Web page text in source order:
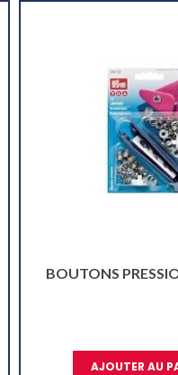
BOUTONS
AJOUTER AU